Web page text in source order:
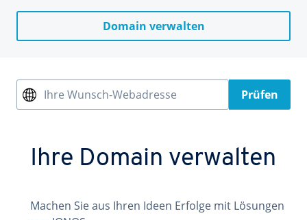
Domain verwalten
Ihre Wunsch-Webadresse Prüfen
Ihre Domain verwalten
Machen Sie aus Ihren Ideen Erfolge mit Lösungen